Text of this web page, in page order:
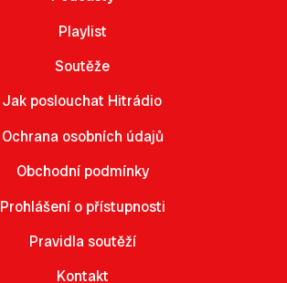
Playlist
Soutěže
Jak poslouchat Hitrádio
Ochrana osobních údajů
Obchodní podmínky
Prohlášení o přístupnosti
Pravidla soutěží
Kontakt